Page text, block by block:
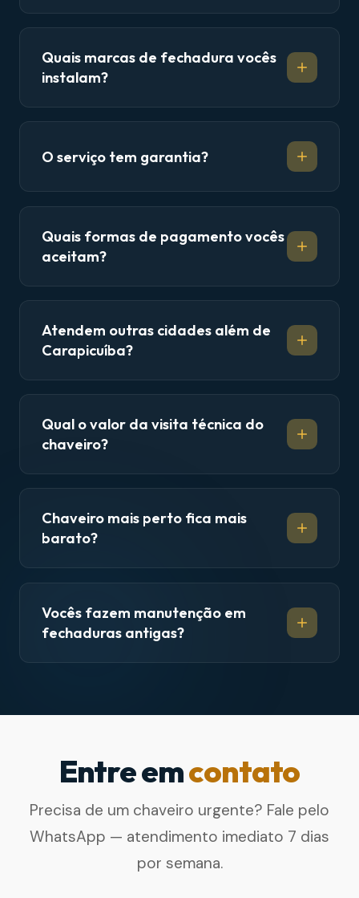
Quais marcas de fechadura vocês
instalam?
O serviço tem garantia?
Quais formas de pagamento vocês
aceitam?
Atendem outras cidades além de
Carapicuíba?
Qual o valor da visita técnica do
chaveiro?
Chaveiro mais perto fica mais
barato?
Vocês fazem manutenção em
fechaduras antigas?
Entre emcontato
Precisa de um chaveiro urgente? Fale pelo
WhatsApp — atendimento imediato 7 dias
por semana.